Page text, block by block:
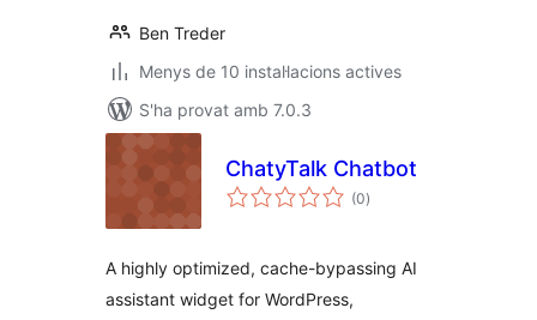
Ben Treder
Menys de 10 instal·lacions actives
S'ha provat amb 7.0.3
ChatyTalk Chatbot
(0puntuacions
totals
)
A highly optimized, cache-bypassing AI
assistant widget for WordPress,